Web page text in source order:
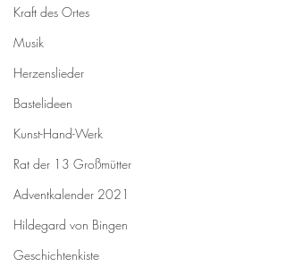
Kraft des Ortes
Musik
Herzenslieder
Bastelideen
Kunst-Hand-Werk
Rat der 13 Großmütter
Adventkalender 2021
Hildegard von Bingen
Geschichtenkiste